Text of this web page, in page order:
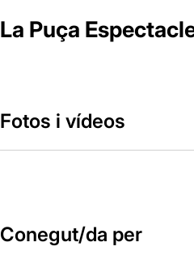
La Puça
Fotos i vídeos
Conegut/da per